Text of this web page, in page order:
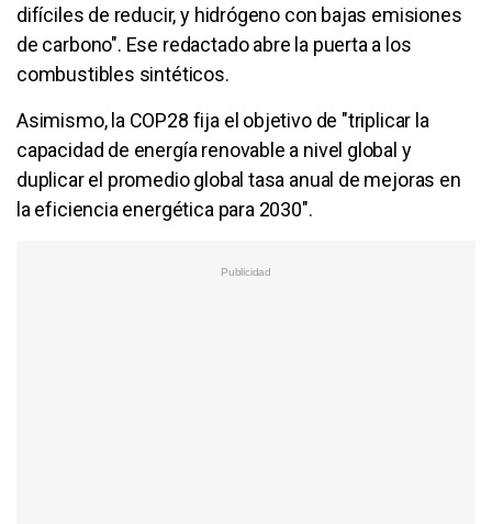
difíciles de reducir, y hidrógeno con bajas emisiones
de carbono". Ese redactado abre la puerta a los
combustibles sintéticos.
Asimismo, la COP28 fija el objetivo de "triplicar la
capacidad de energía renovable a nivel global y
duplicar el promedio global tasa anual de mejoras en
la eficiencia energética para 2030".